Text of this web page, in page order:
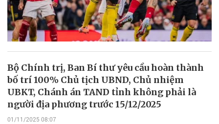
Bộ Chính trị, Ban Bí thư yêu cầu hoàn thành
bố trí 100% Chủ tịch UBND, Chủ nhiệm
UBKT, Chánh án TAND tỉnh không phải là
người địa phương trước 15/12/2025
01/11/2025 08:07